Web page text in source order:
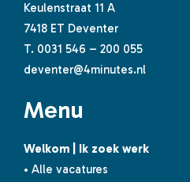
Keulenstraat 11 A
7418 ET Deventer
T. 0031 546 – 200 055
deventer@4minutes.nl
Menu
Welkom | Ik zoek werk
• Alle vacatures